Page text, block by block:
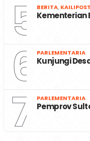
5 BERITA,
Kementerian
6 PARLEMENTARIA
Kunjungi
7 PARLEMENTARIA
Pemprov